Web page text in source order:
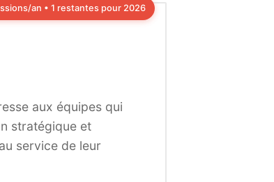
aux équipes qui
stratégique et
service de leur
an • 1 restantes pour 2026